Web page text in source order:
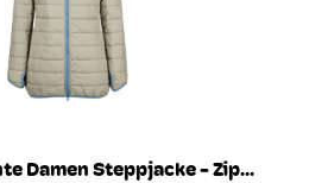
Damen Steppjacke - Zip...